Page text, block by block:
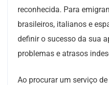
reconhecida. Para
brasileiros, italianos e
definir o sucesso da sua
problemas e atrasos
Ao procurar um serviço